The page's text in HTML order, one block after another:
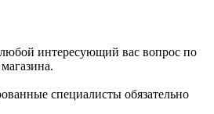
интересующий вас вопрос по
специалисты обязательно